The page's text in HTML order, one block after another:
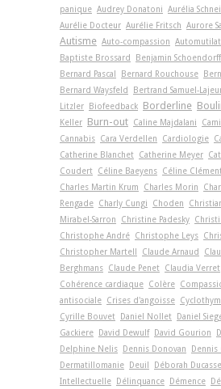
panique Audrey Donatoni Aurélia
Aurélie Docteur Aurélie Fritsch Aurore
Autisme Auto-compassion
Baptiste Brossard
Benjamin Schoendorff
Bernard Pascal
Bernard Rouchouse
Bernard Waysfeld
Bertrand Samuel-
Litzler Biofeedback Borderline
Keller Burn-out Caline Majdalani
Cannabis Cara Verdellen Cardiologie
Catherine Blanchet Catherine Meyer
Coudert Céline Baeyens Céline
Charles Martin Krum
Charles Morin
Rengade Charly Cungi Choden
Mirabel-Sarron
Christine Padesky
Christophe André Christophe Leys
Christopher Martell
Claude Arnaud
Berghmans Claude Penet Claudia Verret
Cohérence cardiaque Colère
antisociale Crises d'angoisse
Cyrille Bouvet Daniel Nollet Daniel
Gackiere David Dewulf David Gourion
Delphine Nelis Dennis Donovan
Dennis
Dermatillomanie Deuil Déborah Ducasse
Intellectuelle Délinquance Démence